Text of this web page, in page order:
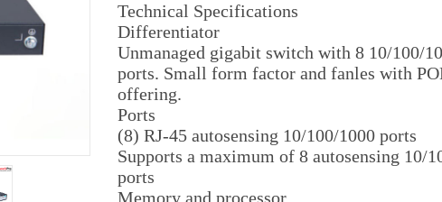
Technical Specifications
Differentiator
Unmanaged gigabit switch with 8 10/100/
ports. Small form factor and fanles with
offering.
Ports
(8) RJ-45 autosensing 10/100/1000 ports
Supports a maximum of 8 autosensing 10/
ports
Memory and processor